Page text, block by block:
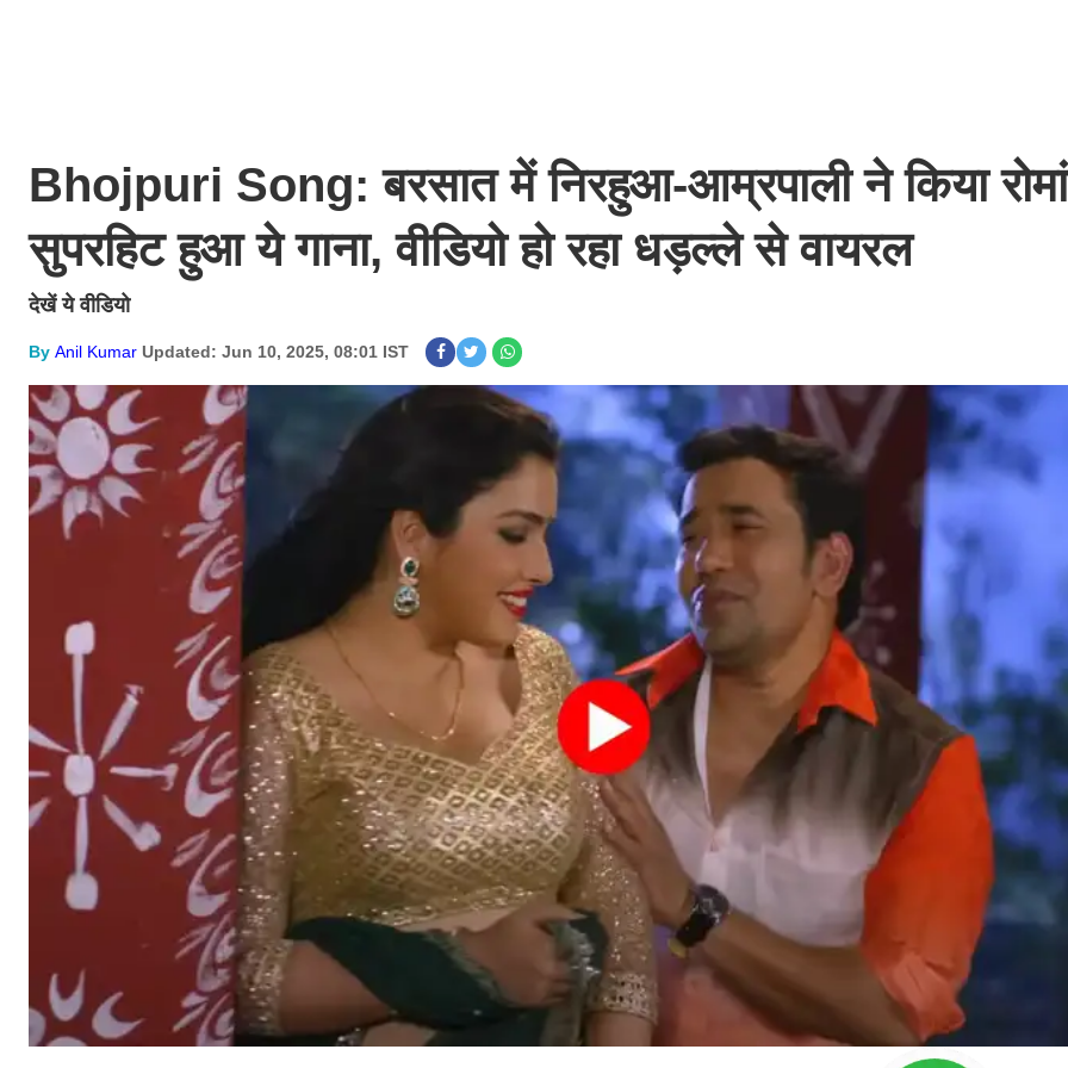
Bhojpuri Song: बरसात में निरहुआ-आम्रपाली ने किया
सुपरहिट हुआ ये गाना, वीडियो हो रहा धड़ल्ले से वायरल
देखें ये वीडियो
By Anil Kumar Updated: Jun 10, 2025, 08:01 IST